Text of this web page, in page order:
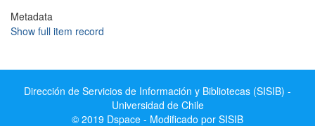
Metadata
Show full item record
Dirección de Servicios de Información y Bibliotecas (SISIB) -
Universidad de Chile
© 2019 Dspace - Modificado por SISIB